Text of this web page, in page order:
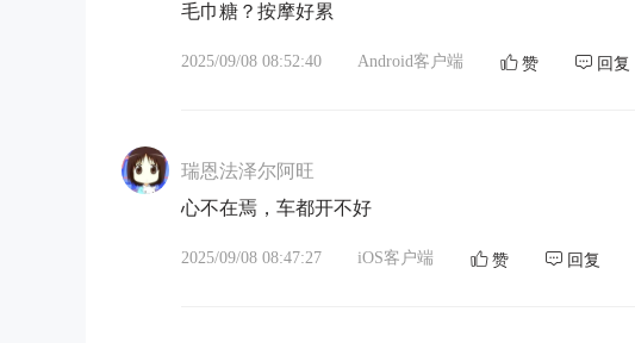
毛巾糖？按摩好累
2025/09/08 08:52:40 Android客户端 赞 回复
瑞恩法泽尔阿旺
心不在焉，车都开不好
2025/09/08 08:47:27 iOS客户端 赞 回复